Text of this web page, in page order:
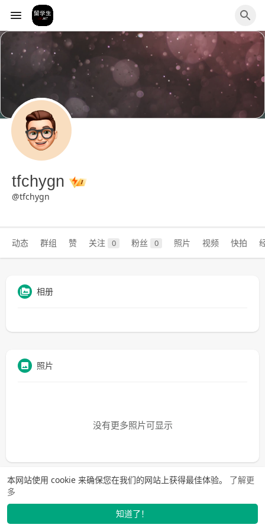
本网站使用 cookie 来确保您在我们的网站上获得最佳体验。 了解更
多
知道了！
tfchygn
@tfchygn
动态 群组 赞 关注 0 粉丝 0 照片 视频 快拍
相册
照片
没有更多照片可显示
发布